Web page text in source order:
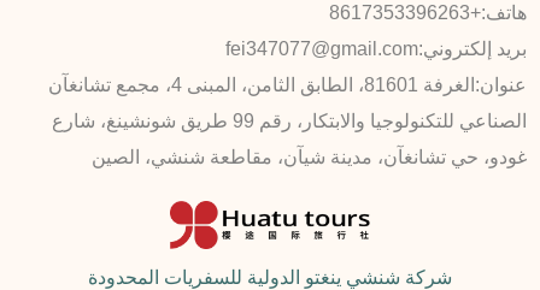
هاتف:+8617353396263
بريد إلكتروني:fei347077@gmail.com
عنوان:
الغرفة 81601، الطابق الثامن، المبنى 4، مجمع تشانغآن
الصناعي للتكنولوجيا والابتكار، رقم 99 طريق شونشينغ، شارع
غودو، حي تشانغآن، مدينة شيآن، مقاطعة شنشي، الصين
شركة شنشي ينغتو الدولية للسفريات المحدودة